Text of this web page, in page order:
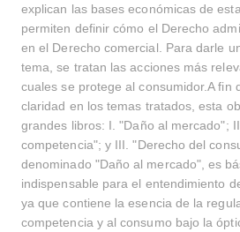
explican las bases económicas de
permiten definir cómo el Derecho
en el Derecho comercial. Para darle
tema, se tratan las acciones más
cuales se protege al consumidor.A fin
claridad en los temas tratados, esta
grandes libros: I. "Daño al mercado";
competencia"; y III. "Derecho del
denominado "Daño al mercado", es
indispensable para el entendimiento
ya que contiene la esencia de la
competencia y al consumo bajo la